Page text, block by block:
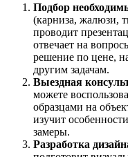
Подбор
(карниза, жалюзи,
проводит
отвечает на
решение по цене,
другим задачам.
Выездная
можете
образцами на
изучит
замеры.
Разработка